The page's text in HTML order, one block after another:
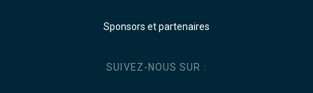
Sponsors et partenaires
SUIVEZ-NOUS SUR :